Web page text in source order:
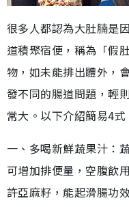
很多人都認為大肚腩是
道積聚宿便，稱為「假
物，如未能排出體外，
發不同的腸道問題，輕
常大。以下介紹簡易4式
一、多喝新鮮蔬果汁：
可增加排便量，空腹飲
許亞麻籽，能起滑腸功